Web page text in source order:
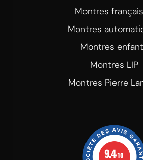
Montres
Montres
Montres
Montres LIP
Montres Pierre
9.4/10